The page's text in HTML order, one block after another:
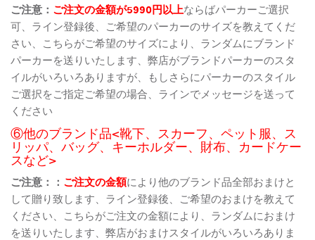
ご注意： ご注文の金額が5990円以上ならばパーカーご選択
可、ライン登録後、ご希望のパーカーのサイズを教えてくだ
さい、こちらがご希望のサイズにより、ランダムにブランド
パーカーを送りいたします、弊店がブランドパーカーのスタ
イルがいろいろありますが、もしさらにパーカーのスタイル
ご選択をご指定ご希望の場合、ラインでメッセージを送って
ください
⑥他のブランド品<靴下、スカーフ、ペット服、ス
リッパ、バッグ、キーホルダー、財布、カードケー
スなど>
ご注意：： ご注文の金額により他のブランド品全部おまけと
して贈り致します、ライン登録後、ご希望のおまけを教えて
ください、こちらがご注文の金額により、ランダムにおまけ
を送りいたします、弊店がおまけスタイルがいろいろありま